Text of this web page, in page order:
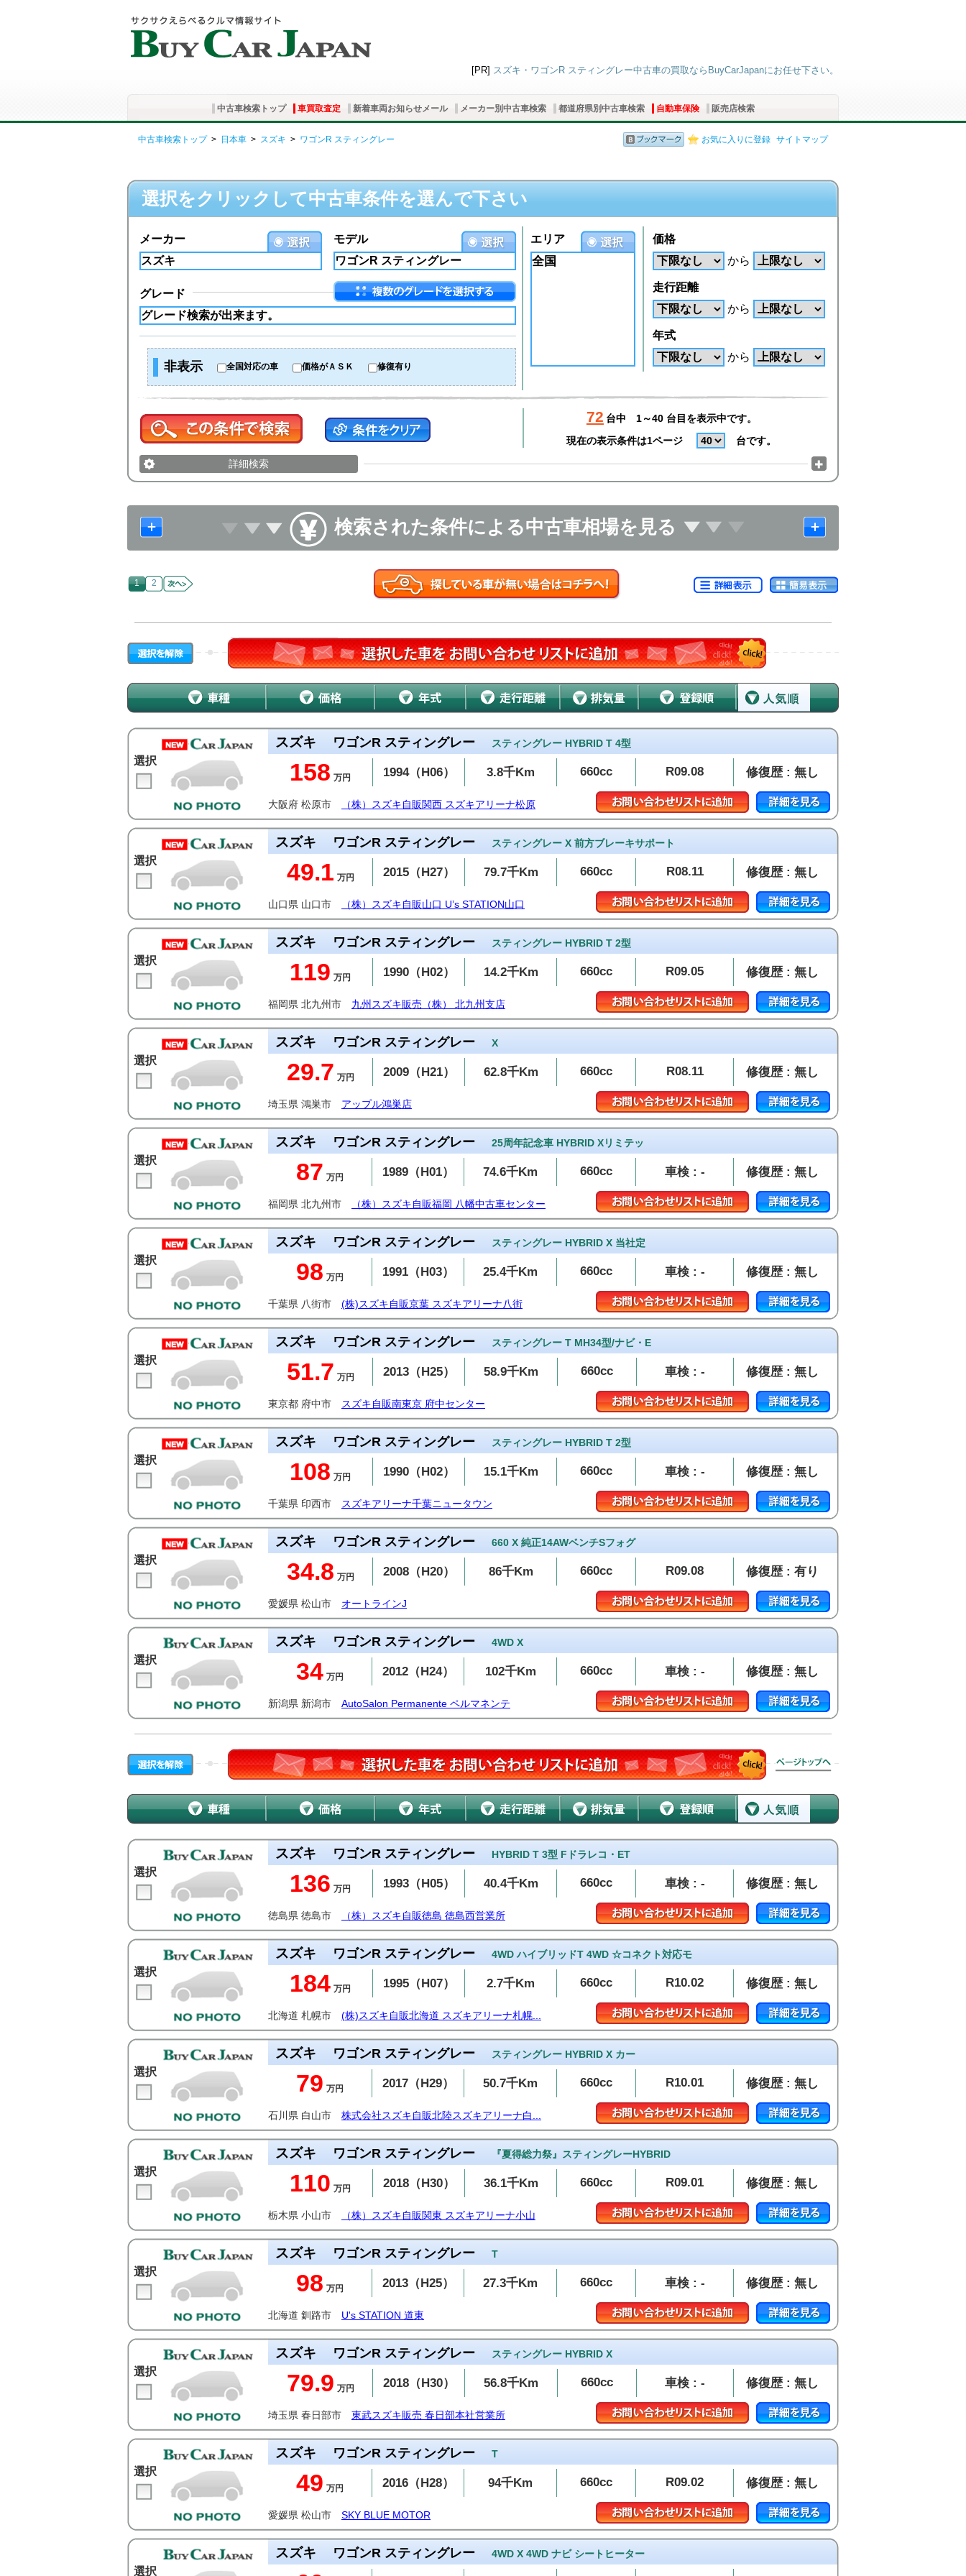
[PR] スズキ・ワゴンR スティングレー中古車の買取ならBuyCarJapanにお任せ下さい。
中古車検索トップ 車買取査定 新着車両お知らせメール メーカー別中古車検索 都道府県別中古車検索 自動車保険 販売店検索
お気に入りに登録 サイトマップ
中古車検索トップ> 日本車 > スズキ > ワゴンR スティングレー
選択をクリックして中古車条件を選んで下さい
モデル
メーカー
グレード
非表示 全国対応の車 価格がＡＳＫ 修復有り
エリア
全国
価格
から
走行距離
から
年式
から
72 台中
1～40 台目を表示中です。
現在の表示条件は1ページ
台です。
詳細検索
検索された条件による中古車相場を見る
1 2
選択
スズキ ワゴンR スティングレー スティングレー HYBRID T 4型
158 万円 1994（H06） 3.8千Km 660cc R09.08 修復歴 : 無し
大阪府 松原市 （株）スズキ自販関西 スズキアリーナ松原
選択
スズキ ワゴンR スティングレー スティングレー X 前方ブレーキサポート
49.1 万円 2015（H27） 79.7千Km 660cc R08.11 修復歴 : 無し
山口県 山口市 （株）スズキ自販山口 U’s STATION山口
選択
スズキ ワゴンR スティングレー スティングレー HYBRID T 2型
119 万円 1990（H02） 14.2千Km 660cc R09.05 修復歴 : 無し
福岡県 北九州市 九州スズキ販売（株） 北九州支店
選択
スズキ ワゴンR スティングレー X
29.7 万円 2009（H21） 62.8千Km 660cc R08.11 修復歴 : 無し
埼玉県 鴻巣市 アップル鴻巣店
選択
スズキ ワゴンR スティングレー 25周年記念車 HYBRID Xリミテッ
87 万円 1989（H01） 74.6千Km 660cc 車検 : - 修復歴 : 無し
福岡県 北九州市 （株）スズキ自販福岡 八幡中古車センター
選択
スズキ ワゴンR スティングレー スティングレー HYBRID X 当社定
98 万円 1991（H03） 25.4千Km 660cc 車検 : - 修復歴 : 無し
千葉県 八街市 (株)スズキ自販京葉 スズキアリーナ八街
選択
スズキ ワゴンR スティングレー スティングレー T MH34型/ナビ・E
51.7 万円 2013（H25） 58.9千Km 660cc 車検 : - 修復歴 : 無し
東京都 府中市 スズキ自販南東京 府中センター
選択
スズキ ワゴンR スティングレー スティングレー HYBRID T 2型
108 万円 1990（H02） 15.1千Km 660cc 車検 : - 修復歴 : 無し
千葉県 印西市 スズキアリーナ千葉ニュータウン
選択
スズキ ワゴンR スティングレー 660 X 純正14AWベンチSフォグ
34.8 万円 2008（H20） 86千Km 660cc R09.08 修復歴 : 有り
愛媛県 松山市 オートラインJ
選択
スズキ ワゴンR スティングレー 4WD X
34 万円 2012（H24） 102千Km 660cc 車検 : - 修復歴 : 無し
新潟県 新潟市 AutoSalon Permanente ペルマネンテ
選択
スズキ ワゴンR スティングレー HYBRID T 3型 Fドラレコ・ET
136 万円 1993（H05） 40.4千Km 660cc 車検 : - 修復歴 : 無し
徳島県 徳島市 （株）スズキ自販徳島 徳島西営業所
選択
スズキ ワゴンR スティングレー 4WD ハイブリッドT 4WD ☆コネクト対応モ
184 万円 1995（H07） 2.7千Km 660cc R10.02 修復歴 : 無し
北海道 札幌市 (株)スズキ自販北海道 スズキアリーナ札幌...
選択
スズキ ワゴンR スティングレー スティングレー HYBRID X カー
79 万円 2017（H29） 50.7千Km 660cc R10.01 修復歴 : 無し
石川県 白山市 株式会社スズキ自販北陸スズキアリーナ白...
選択
スズキ ワゴンR スティングレー 『夏得総力祭』スティングレーHYBRID
110 万円 2018（H30） 36.1千Km 660cc R09.01 修復歴 : 無し
栃木県 小山市 （株）スズキ自販関東 スズキアリーナ小山
選択
スズキ ワゴンR スティングレー T
98 万円 2013（H25） 27.3千Km 660cc 車検 : - 修復歴 : 無し
北海道 釧路市 U's STATION 道東
選択
スズキ ワゴンR スティングレー スティングレー HYBRID X
79.9 万円 2018（H30） 56.8千Km 660cc 車検 : - 修復歴 : 無し
埼玉県 春日部市 東武スズキ販売 春日部本社営業所
選択
スズキ ワゴンR スティングレー T
49 万円 2016（H28） 94千Km 660cc R09.02 修復歴 : 無し
愛媛県 松山市 SKY BLUE MOTOR
選択
スズキ ワゴンR スティングレー 4WD X 4WD ナビ シートヒーター